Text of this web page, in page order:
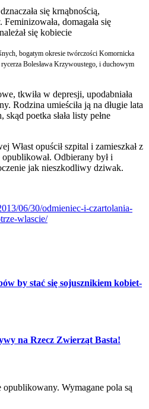
się krnąbnością,
domagała się
się kobiecie
bogatym okresie twórczości Komornicka
rycerza Bolesława Krzywoustego, i duchowym
tkwiła w depresji, upodabniała
Rodzina umieściła ją na długie lata
poetka słała listy pełne
Włast opuścił szpital i zamieszkał z
Odbierany był i
jak nieszkodliwy dziwak.
06/30/odmieniec-i-czartolania-
wlascie/
by stać się sojusznikiem kobiet-
na Rzecz Zwierząt Basta!
opublikowany. Wymagane pola są